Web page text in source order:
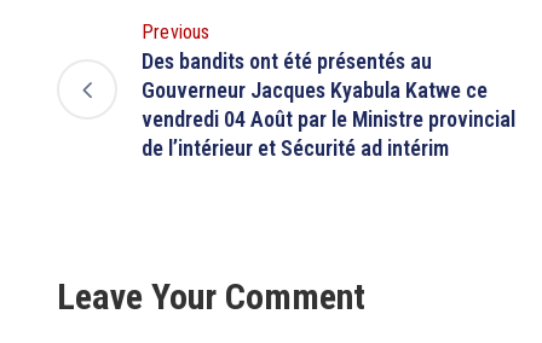
Previous
Des bandits ont été présentés au
Gouverneur Jacques Kyabula Katwe ce
vendredi 04 Août par le Ministre provincial
de l’intérieur et Sécurité ad intérim
Leave Your Comment